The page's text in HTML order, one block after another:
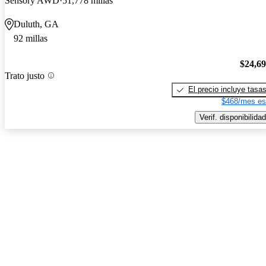
Duluth, GA
92 millas
Trato justo
El precio incluye tasas
$468/mes
Verif. disponibilidad